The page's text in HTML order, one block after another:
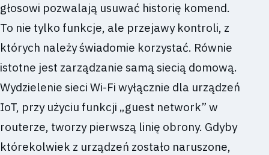
głosowi pozwalają usuwać historię komend.
To nie tylko funkcje, ale przejawy kontroli, z
których należy świadomie korzystać. Równie
istotne jest zarządzanie samą siecią domową.
Wydzielenie sieci Wi-Fi wyłącznie dla urządzeń
IoT, przy użyciu funkcji „guest network” w
routerze, tworzy pierwszą linię obrony. Gdyby
którekolwiek z urządzeń zostało naruszone,